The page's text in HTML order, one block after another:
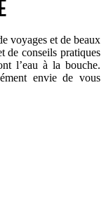
voyages et de beaux
de conseils pratiques
l’eau à la bouche.
envie de vous